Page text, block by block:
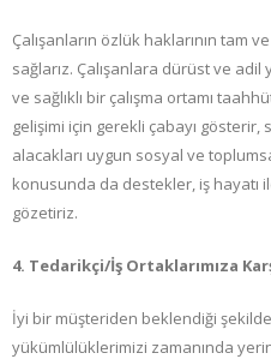
Çalışanların özlük haklarının tam
sağlarız. Çalışanlara dürüst ve adil
ve sağlıklı bir çalışma ortamı
gelişimi için gerekli çabayı
alacakları uygun sosyal ve
konusunda da destekler, iş hayatı
gözetiriz.
4. Tedarikçi/İş Ortaklarımıza
İyi bir müşteriden beklendiği şekilde
yükümlülüklerimizi zamanında